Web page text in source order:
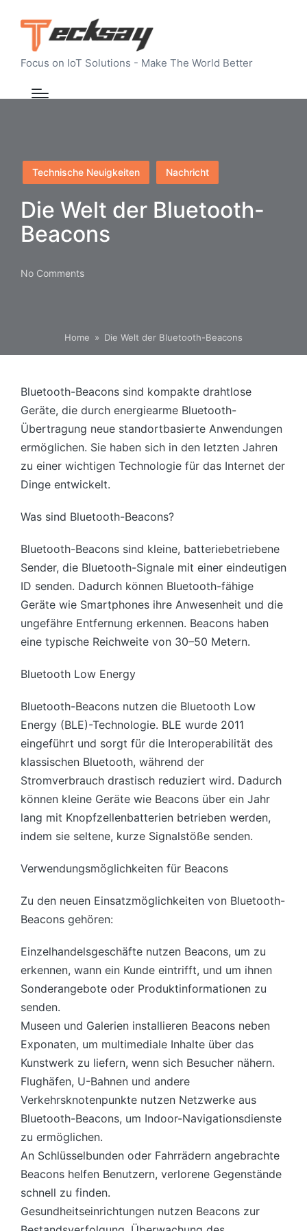
Focus on IoT Solutions - Make The World Better
Posted
in
Technische Neuigkeiten Nachricht
Die Welt der Bluetooth-
Beacons
No Comments
Home » Die Welt der Bluetooth-Beacons
Bluetooth-Beacons sind kompakte drahtlose
Geräte, die durch energiearme Bluetooth-
Übertragung neue standortbasierte Anwendungen
ermöglichen. Sie haben sich in den letzten Jahren
zu einer wichtigen Technologie für das Internet der
Dinge entwickelt.
Was sind Bluetooth-Beacons?
Bluetooth-Beacons sind kleine, batteriebetriebene
Sender, die Bluetooth-Signale mit einer eindeutigen
ID senden. Dadurch können Bluetooth-fähige
Geräte wie Smartphones ihre Anwesenheit und die
ungefähre Entfernung erkennen. Beacons haben
eine typische Reichweite von 30–50 Metern.
Bluetooth Low Energy
Bluetooth-Beacons nutzen die Bluetooth Low
Energy (BLE)-Technologie. BLE wurde 2011
eingeführt und sorgt für die Interoperabilität des
klassischen Bluetooth, während der
Stromverbrauch drastisch reduziert wird. Dadurch
können kleine Geräte wie Beacons über ein Jahr
lang mit Knopfzellenbatterien betrieben werden,
indem sie seltene, kurze Signalstöße senden.
Verwendungsmöglichkeiten für Beacons
Zu den neuen Einsatzmöglichkeiten von Bluetooth-
Beacons gehören:
Einzelhandelsgeschäfte nutzen Beacons, um zu
erkennen, wann ein Kunde eintrifft, und um ihnen
Sonderangebote oder Produktinformationen zu
senden.
Museen und Galerien installieren Beacons neben
Exponaten, um multimediale Inhalte über das
Kunstwerk zu liefern, wenn sich Besucher nähern.
Flughäfen, U-Bahnen und andere
Verkehrsknotenpunkte nutzen Netzwerke aus
Bluetooth-Beacons, um Indoor-Navigationsdienste
zu ermöglichen.
An Schlüsselbunden oder Fahrrädern angebrachte
Beacons helfen Benutzern, verlorene Gegenstände
schnell zu finden.
Gesundheitseinrichtungen nutzen Beacons zur